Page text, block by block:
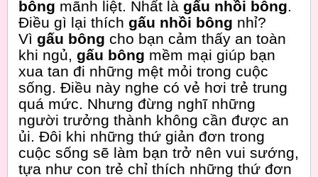
bông mãnh liệt. Nhất là gấu nhồi bông.
Điều gì lại thích gấu nhồi bông nhỉ?
Vì gấu bông cho bạn cảm thấy an toàn
khi ngủ, gấu bông mềm mại giúp bạn
xua tan đi những mệt mỏi trong cuộc
sống. Điều này nghe có vẻ hơi trẻ trung
quá mức. Nhưng đừng nghĩ những
người trưởng thành không cần được an
ủi. Đôi khi những thứ giản đơn trong
cuộc sống sẽ làm bạn trở nên vui sướng,
tựa như con trẻ chỉ thích những thứ đơn